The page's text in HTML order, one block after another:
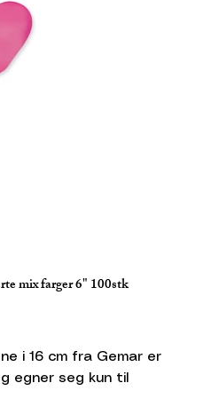
mix farger 6" 100stk
i 16 cm fra Gemar er
egner seg kun til